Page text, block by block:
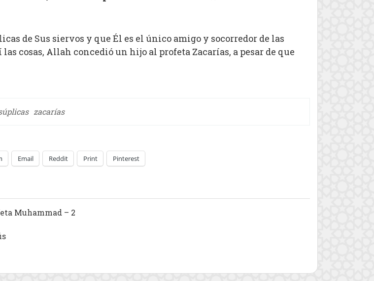
de Sus siervos y que Él es el único amigo y socorredor de las
cosas, Allah concedió un hijo al profeta Zacarías, a pesar de que
zacarías
Email Reddit Print Pinterest
Muhammad – 2